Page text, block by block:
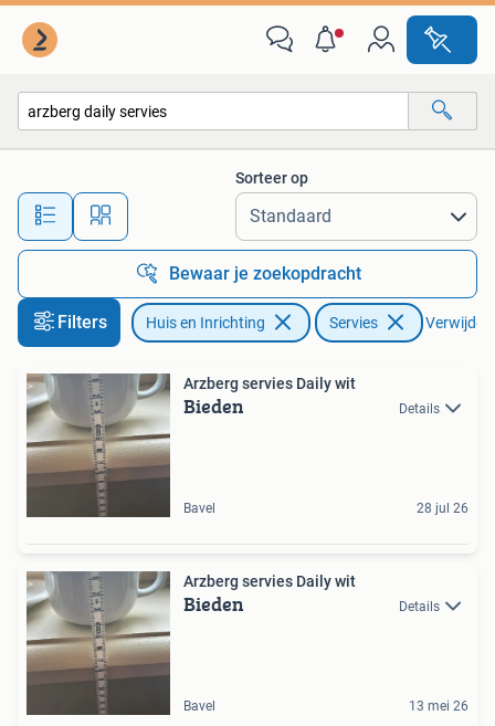
Alle afstanden…
Sorteer op
Bewaar je zoekopdracht
Filters Huis en Inrichting Servies Verwijder
Arzberg servies Daily wit
Bieden Details
Bavel 28 jul 26
Arzberg servies Daily wit
Bieden Details
Bavel 13 mei 26